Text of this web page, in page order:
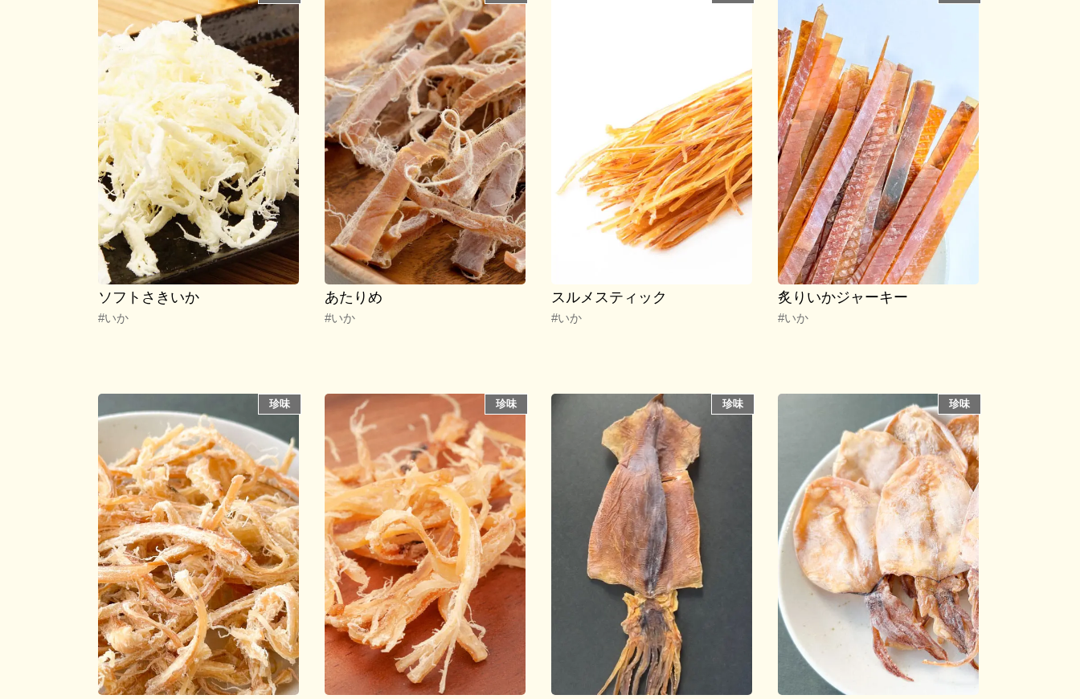
ソフトさきいか
#いか
あたりめ
#いか
スルメスティック
#いか
炙りいかジャーキー
#いか
珍味 珍味 珍味 珍味